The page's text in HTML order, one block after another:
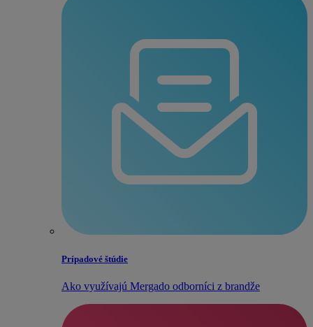
Prípadové štúdie
Ako využívajú Mergado odborníci z brandže